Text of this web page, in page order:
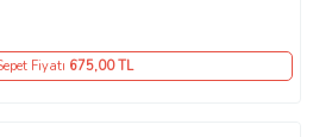
Fiyatı 675,00 TL